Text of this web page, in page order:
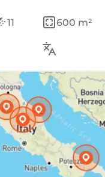
11 600 m²